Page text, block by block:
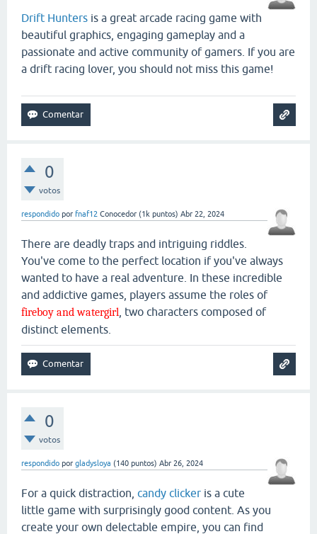
Drift Hunters is a great arcade racing game with
beautiful graphics, engaging gameplay and a
passionate and active community of gamers. If you are
a drift racing lover, you should not miss this game!
0
votos
respondido por fnaf12 Conocedor (1k puntos) Abr 22, 2024
There are deadly traps and intriguing riddles.
You've come to the perfect location if you've always
wanted to have a real adventure. In these incredible
and addictive games, players assume the roles of
fireboy and watergirl , two characters composed of
distinct elements.
0
votos
respondido por gladysloya (140 puntos) Abr 26, 2024
For a quick distraction, candy clicker is a cute
little game with surprisingly good content. As you
create your own delectable empire, you can find